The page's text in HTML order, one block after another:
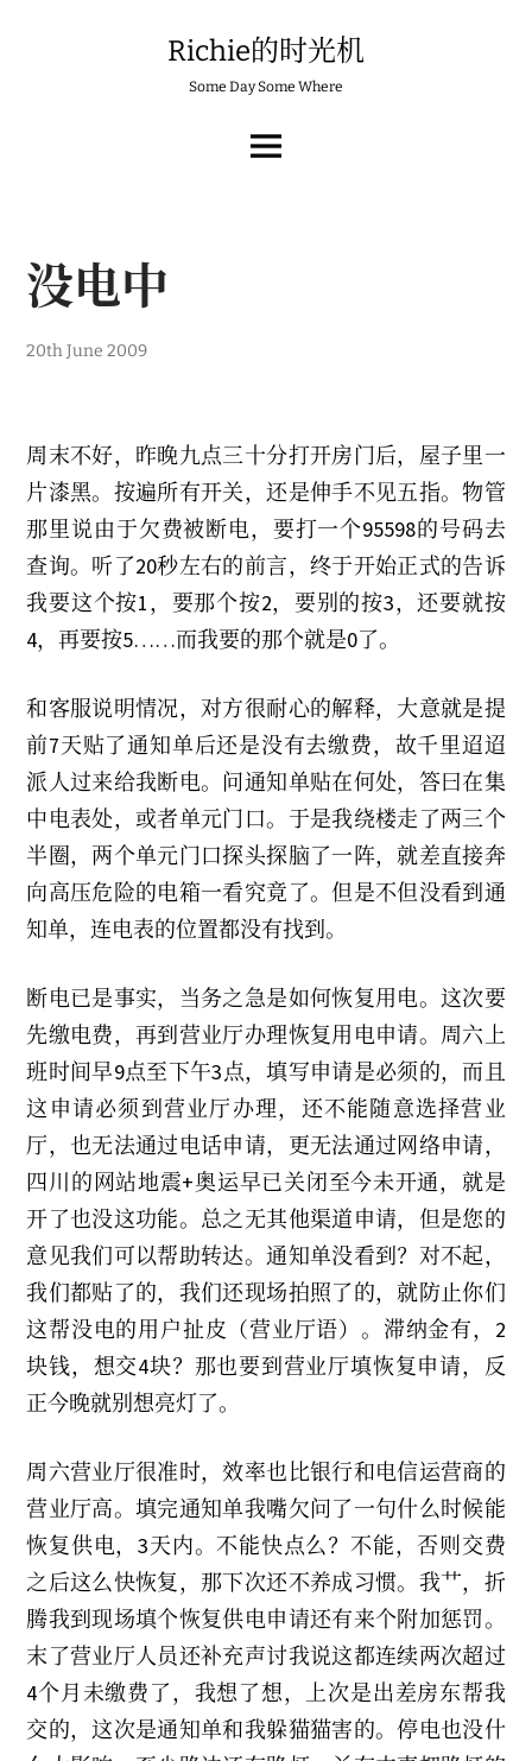
Richie的时光机
Some Day Some Where
MENU
没电中
20th June 2009
周末不好，昨晚九点三十分打开房门后，屋子里一
片漆黑。按遍所有开关，还是伸手不见五指。物管
那里说由于欠费被断电，要打一个95598的号码去
查询。听了20秒左右的前言，终于开始正式的告诉
我要这个按1，要那个按2，要别的按3，还要就按
4，再要按5……而我要的那个就是0了。
和客服说明情况，对方很耐心的解释，大意就是提
前7天贴了通知单后还是没有去缴费，故千里迢迢
派人过来给我断电。问通知单贴在何处，答曰在集
中电表处，或者单元门口。于是我绕楼走了两三个
半圈，两个单元门口探头探脑了一阵，就差直接奔
向高压危险的电箱一看究竟了。但是不但没看到通
知单，连电表的位置都没有找到。
断电已是事实，当务之急是如何恢复用电。这次要
先缴电费，再到营业厅办理恢复用电申请。周六上
班时间早9点至下午3点，填写申请是必须的，而且
这申请必须到营业厅办理，还不能随意选择营业
厅，也无法通过电话申请，更无法通过网络申请，
四川的网站地震+奥运早已关闭至今未开通，就是
开了也没这功能。总之无其他渠道申请，但是您的
意见我们可以帮助转达。通知单没看到？对不起，
我们都贴了的，我们还现场拍照了的，就防止你们
这帮没电的用户扯皮（营业厅语）。滞纳金有，2
块钱，想交4块？那也要到营业厅填恢复申请，反
正今晚就别想亮灯了。
周六营业厅很准时，效率也比银行和电信运营商的
营业厅高。填完通知单我嘴欠问了一句什么时候能
恢复供电，3天内。不能快点么？不能，否则交费
之后这么快恢复，那下次还不养成习惯。我艹，折
腾我到现场填个恢复供电申请还有来个附加惩罚。
末了营业厅人员还补充声讨我说这都连续两次超过
4个月未缴费了，我想了想，上次是出差房东帮我
交的，这次是通知单和我躲猫猫害的。停电也没什